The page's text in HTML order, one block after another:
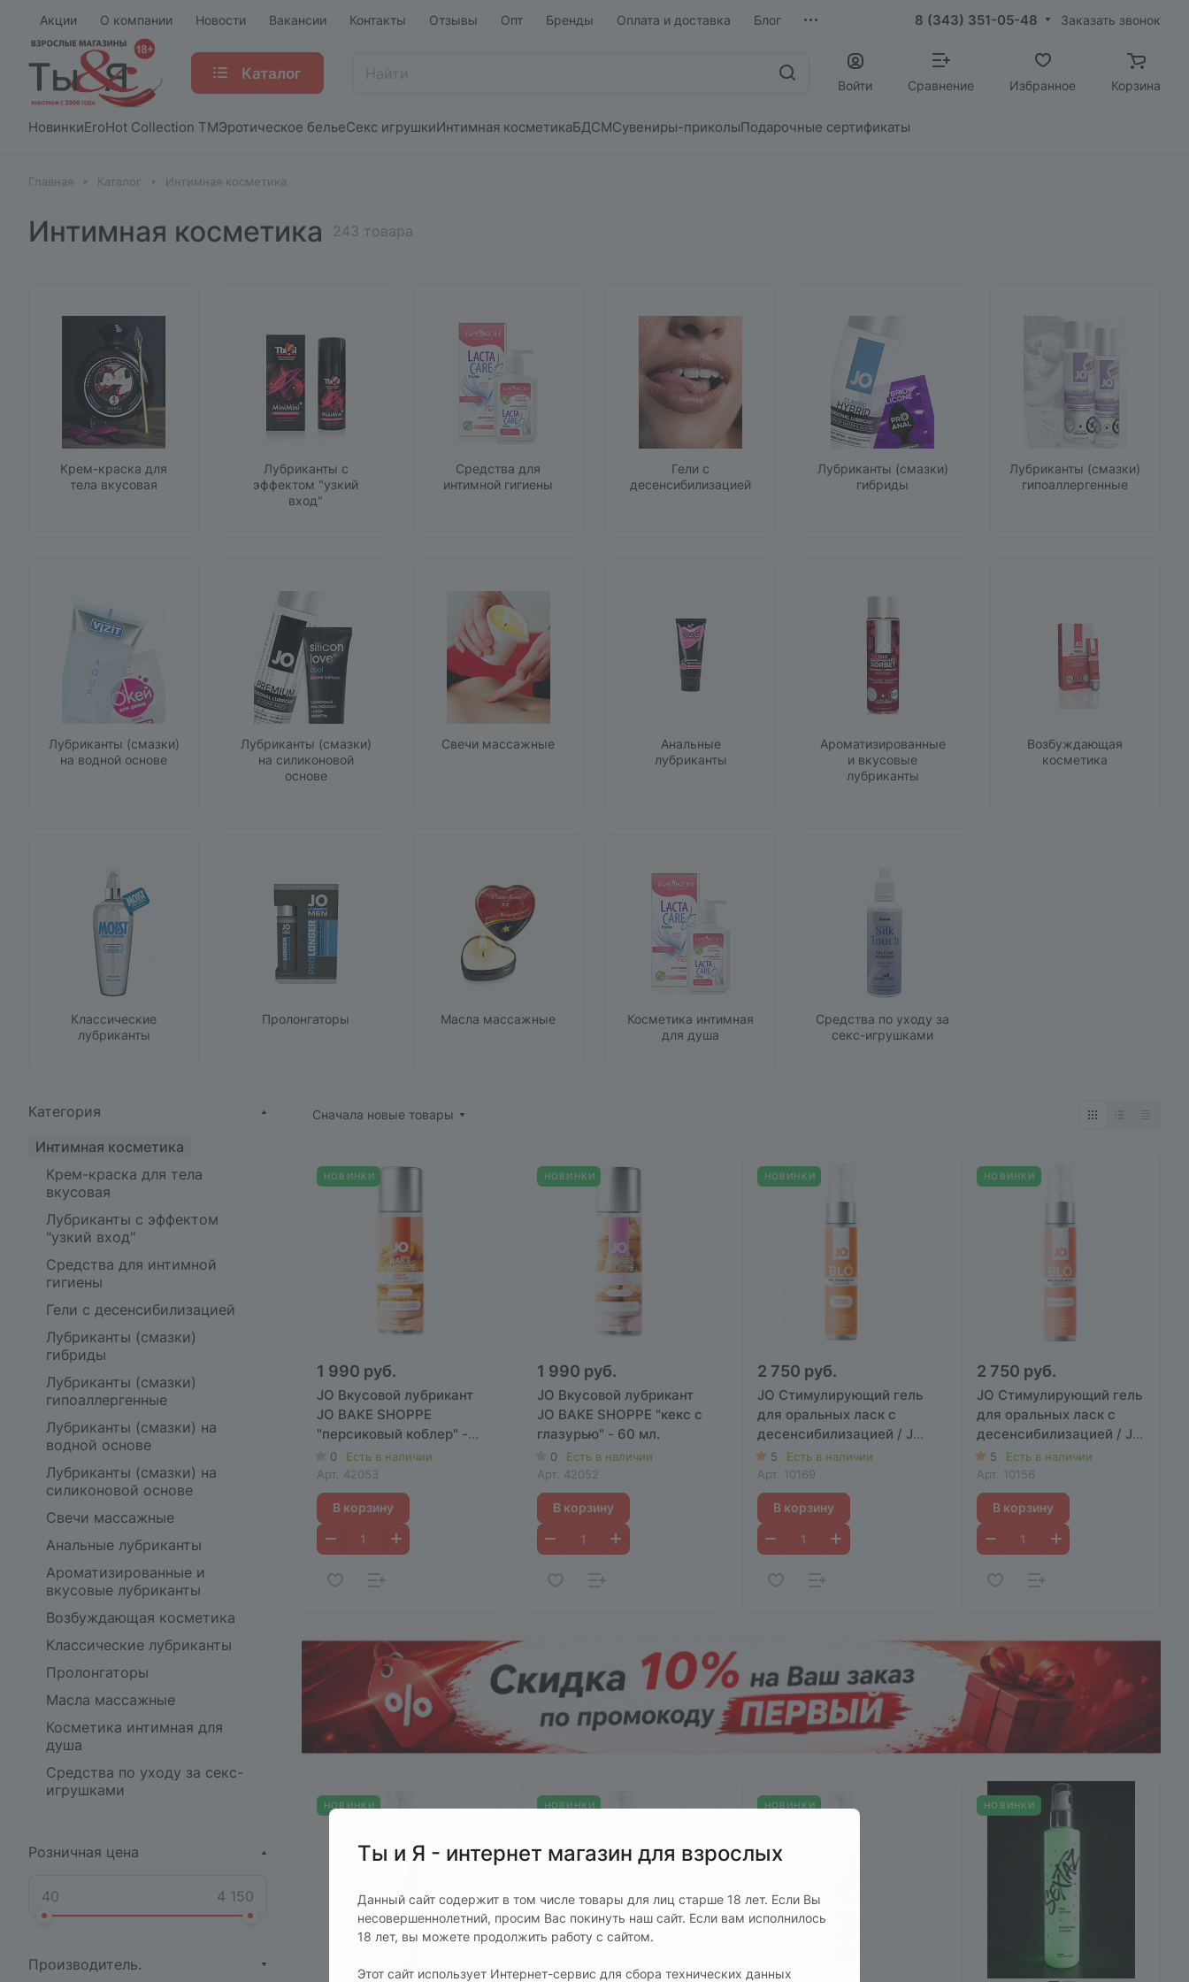
Акции О компании Новости Вакансии Контакты Отзывы Опт Бренды Оплата и доставка Блог 8 (343) 351-05-48 Заказать звонок
Каталог
Войти Сравнение Избранное Корзина
НовинкиEroHot Collection TMЭротическое бельеСекс игрушкиИнтимная косметикаБДСМСувениры-приколыПодарочные сертификаты
Главная Каталог Интимная косметика
Интимная косметика 243 товара
Крем-краска для
тела вкусовая
Лубриканты с
эффектом "узкий
вход"
Средства для
интимной гигиены
Гели с
десенсибилизацией
Лубриканты (смазки)
гибриды
Лубриканты (смазки)
гипоаллергенные
Лубриканты (смазки)
на водной основе
Лубриканты (смазки)
на силиконовой
основе
Свечи массажные
Анальные
лубриканты
Ароматизированные
и вкусовые
лубриканты
Возбуждающая
косметика
Классические
лубриканты
Пролонгаторы Масла массажные
Косметика интимная
для душа
Средства по уходу за
секс-игрушками
Сначала новые товары
НОВИНКИ
1 990 руб.
JO Вкусовой лубрикант
JO BAKE SHOPPE
"персиковый коблер" -
60 мл.
0
Есть в наличии
Арт. 42053
В корзину
НОВИНКИ
1 990 руб.
JO Вкусовой лубрикант
JO BAKE SHOPPE "кекс с
глазурью" - 60 мл.
0
Есть в наличии
Арт. 42052
В корзину
НОВИНКИ
2 750 руб.
JO Стимулирующий гель
для оральных ласк с
десенсибилизацией / JO
BLO (тропический) - 30
мл
5
Есть в наличии
Арт. 10169
В корзину
НОВИНКИ
2 750 руб.
JO Стимулирующий гель
для оральных ласк с
десенсибилизацией / JO
BLO (манго-персик) - 30
мл
5
Есть в наличии
Арт. 10156
В корзину
НОВИНКИ НОВИНКИ НОВИНКИ НОВИНКИ
Категория
Интимная косметика
Крем-краска для тела
вкусовая
Лубриканты с эффектом
"узкий вход"
Средства для интимной
гигиены
Гели с десенсибилизацией
Лубриканты (смазки)
гибриды
Лубриканты (смазки)
гипоаллергенные
Лубриканты (смазки) на
водной основе
Лубриканты (смазки) на
силиконовой основе
Свечи массажные
Анальные лубриканты
Ароматизированные и
вкусовые лубриканты
Возбуждающая косметика
Классические лубриканты
Пролонгаторы
Масла массажные
Косметика интимная для
душа
Средства по уходу за секс-
игрушками
Розничная цена
Производитель.
Ты и Я - интернет магазин для взрослых
Данный сайт содержит в том числе товары для лиц старше 18 лет. Если Вы
несовершеннолетний, просим Вас покинуть наш сайт. Если вам исполнилось
18 лет, вы можете продолжить работу с сайтом.
Этот сайт использует Интернет-сервис для сбора технических данных